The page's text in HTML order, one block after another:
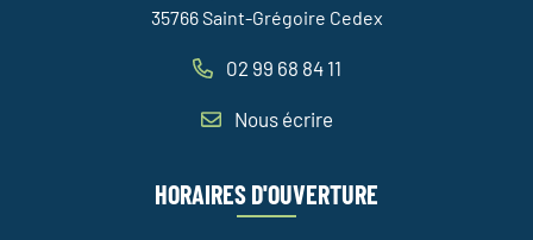
35766 Saint-Grégoire Cedex
02 99 68 84 11
Nous écrire
HORAIRES D'OUVERTURE